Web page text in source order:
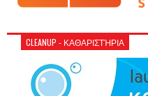
CLEANUP - ΚΑΘΑΡΙΣΤΉΡΙΑ